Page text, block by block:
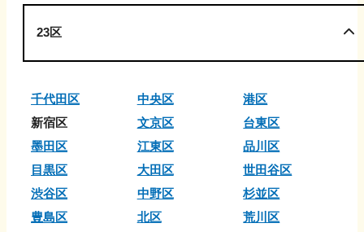
23区
千代田区 中央区
港区
新宿区
文京区
台東区
墨田区
江東区
品川区
目黒区
大田区
世田谷区
渋谷区
中野区
杉並区
豊島区
北区
荒川区